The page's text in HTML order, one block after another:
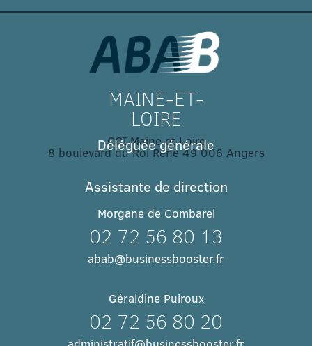
MAINE-ET-
LOIRE
CCI Maine et Loire
8 boulevard du Roi René 49 006 Angers​
Déléguée générale
Assistante de direction
Morgane de Combarel
02 72 56 80 13
abab@businessbooster.fr
Géraldine Puiroux
02 72 56 80 20